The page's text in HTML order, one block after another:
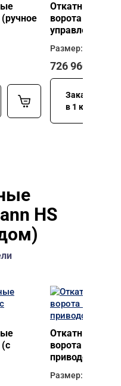
Откатные
ворота
управление)
Размер: 3000 х
726 960
Заказать
в 1 клик
HS
Откатные
ворота
приводом)
Размер: 8000 х